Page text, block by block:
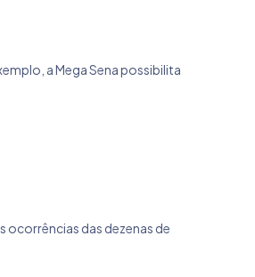
a Mega Sena possibilita
ocorrências das dezenas de